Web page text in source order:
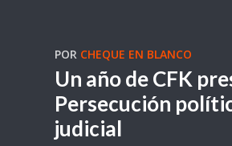
POR CHEQUE EN BLANCO
Un año de CFK
Persecución
judicial